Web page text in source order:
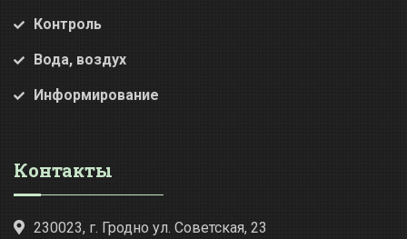
Контроль
Вода, воздух
Информирование
Контакты
230023, г. Гродно ул. Советская, 23